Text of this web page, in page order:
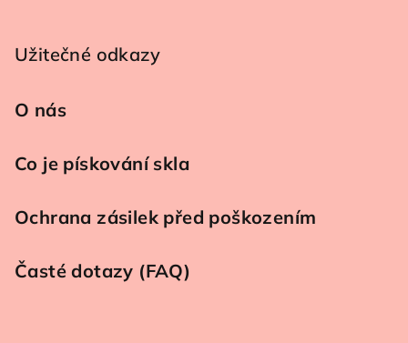
Užitečné odkazy
O nás
Co je pískování skla
Ochrana zásilek před poškozením
Časté dotazy (FAQ)